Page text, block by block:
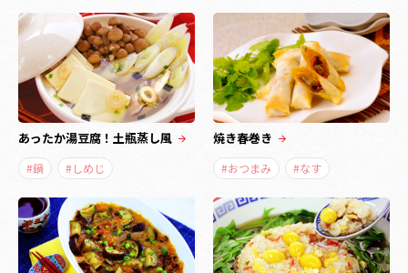
あったか湯豆腐！土瓶蒸し風
#鍋 #しめじ
焼き春巻き
#おつまみ #なす